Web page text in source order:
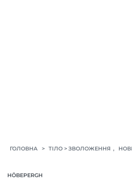
ГОЛОВНА > ТІЛО > ЗВОЛОЖЕННЯ ,
HÖBEPERGH